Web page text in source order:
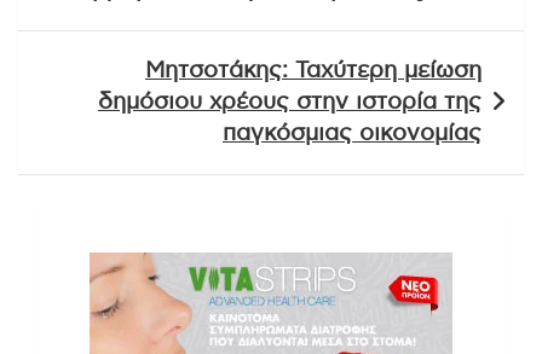
Μητσοτάκης: Ταχύτερη μείωση
δημόσιου χρέους στην ιστορία της
παγκόσμιας οικονομίας